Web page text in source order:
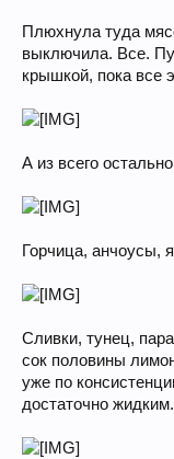
Плюхнула туда
выключила. Все.
крышкой, пока все
А из всего
Горчица, анчоусы,
Сливки, тунец,
сок половины
уже по
достаточно жидким.